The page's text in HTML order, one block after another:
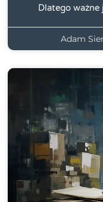
Dlatego ważne
Adam